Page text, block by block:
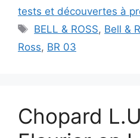
tests et découvertes à
Étiquettes
BELL & ROSS, Bell &
Ross, BR 03
Chopard